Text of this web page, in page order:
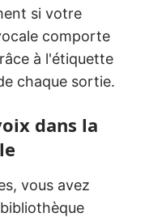
si votre
comporte
à l'étiquette
chaque sortie.
dans la
vous avez